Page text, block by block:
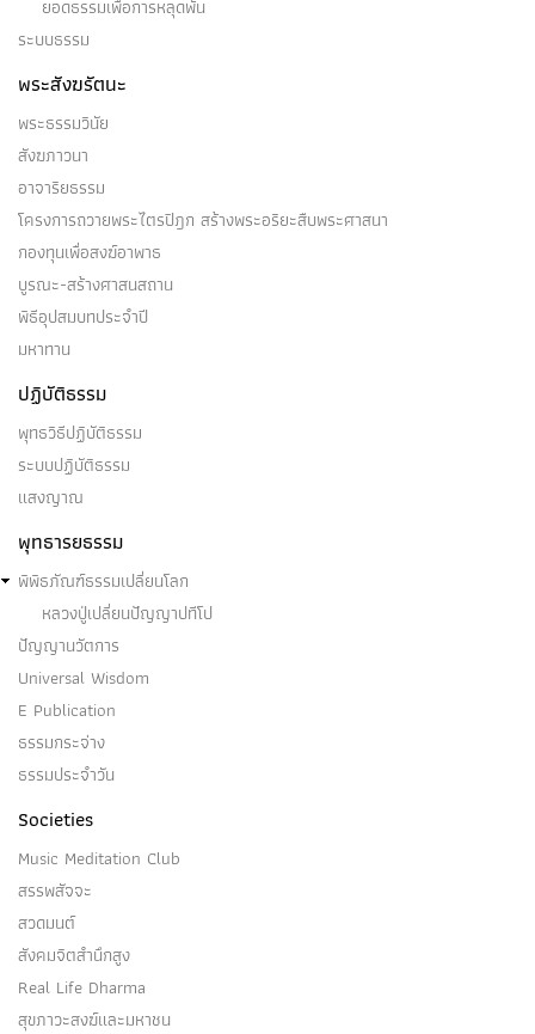
ยอดธรรมเพื่อการหลุดพ้น
ระบบธรรม
พระสังฆรัตนะ
พระธรรมวินัย
สังฆภาวนา
อาจาริยธรรม
โครงการถวายพระไตรปิฎก สร้างพระอริยะสืบพระศาสนา
กองทุนเพื่อสงฆ์อาพาธ
บูรณะ-สร้างศาสนสถาน
พิธีอุปสมบทประจำปี
มหาทาน
ปฏิบัติธรรม
พุทธวิธีปฏิบัติธรรม
ระบบปฏิบัติธรรม
แสงญาณ
พุทธารยธรรม
พิพิธภัณฑ์ธรรมเปลี่ยนโลก
หลวงปู่เปลี่ยนปัญญาปทีโป
ปัญญานวัตการ
Universal Wisdom
E Publication
ธรรมกระจ่าง
ธรรมประจำวัน
Societies
Music Meditation Club
สรรพสัจจะ
สวดมนต์
สังคมจิตสำนึกสูง
Real Life Dharma
สุขภาวะสงฆ์และมหาชน